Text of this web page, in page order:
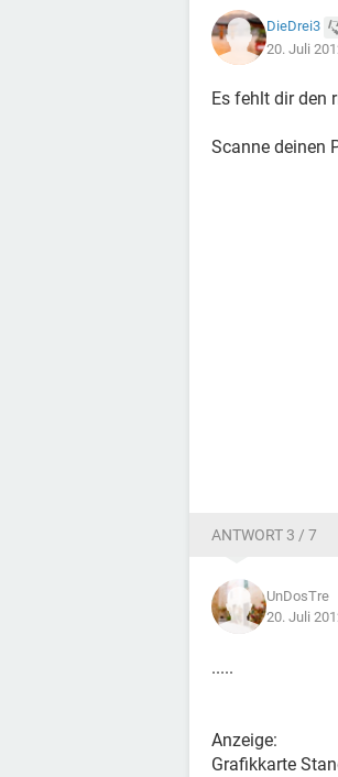
DieDrei3
20. Juli
Es fehlt dir den
Scanne deinen
ANTWORT 3 / 7
UnDosTre
20. Juli
.....
Anzeige:
Grafikkarte